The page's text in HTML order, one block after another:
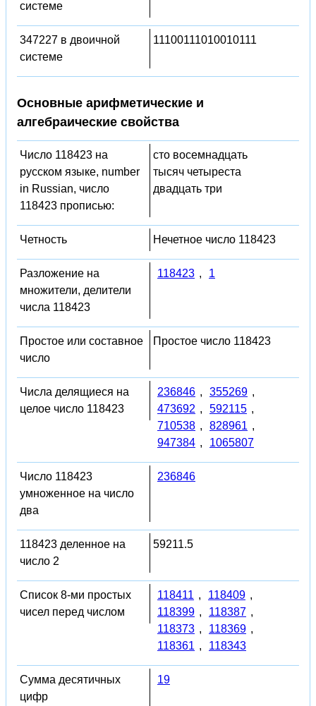
системе
347227 в двоичной
системе
11100111010010111
Основные арифметические и
алгебраические свойства
Число 118423 на
русском языке, number
in Russian, число
118423 прописью:
сто восемнадцать
тысяч четыреста
двадцать три
Четность Нечетное число 118423
Разложение на
множители, делители
числа 118423
118423 , 1
Простое или составное
число
Простое число 118423
Числа делящиеся на
целое число 118423
236846 , 355269 ,
473692 , 592115 ,
710538 , 828961 ,
947384 , 1065807
Число 118423
умноженное на число
два
236846
118423 деленное на
число 2
59211.5
Список 8-ми простых
чисел перед числом
118411 , 118409 ,
118399 , 118387 ,
118373 , 118369 ,
118361 , 118343
Сумма десятичных
цифр
19